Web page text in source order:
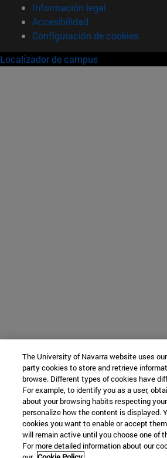
Información legal
Accesibilidad
Configuración de cookies
Localizador de campus
The University of Navarra website uses
party cookies to store and retrieve
browse. Different types of cookies have
For example, to identify you as a user,
about your browsing habits respecting
personalize how the content is displayed.
cookies you want to enable or accept
will remain active until you choose one of
For more detailed information about our